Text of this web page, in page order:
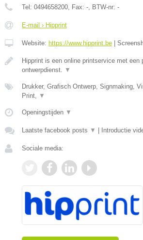
Tel: 0494658200 , Fax: - , BTW-nr: -
E-mail › Hipprint
Website: https://www.hipprint.be |
Hipprint is een online printservice met een
ontwerpdienst.
▼
Drukker, Grafisch Ontwerp, Signmaking,
Print,
▼
Openingstijden ▼
Laatste facebook posts ▼ | Introductie
Sociale media: